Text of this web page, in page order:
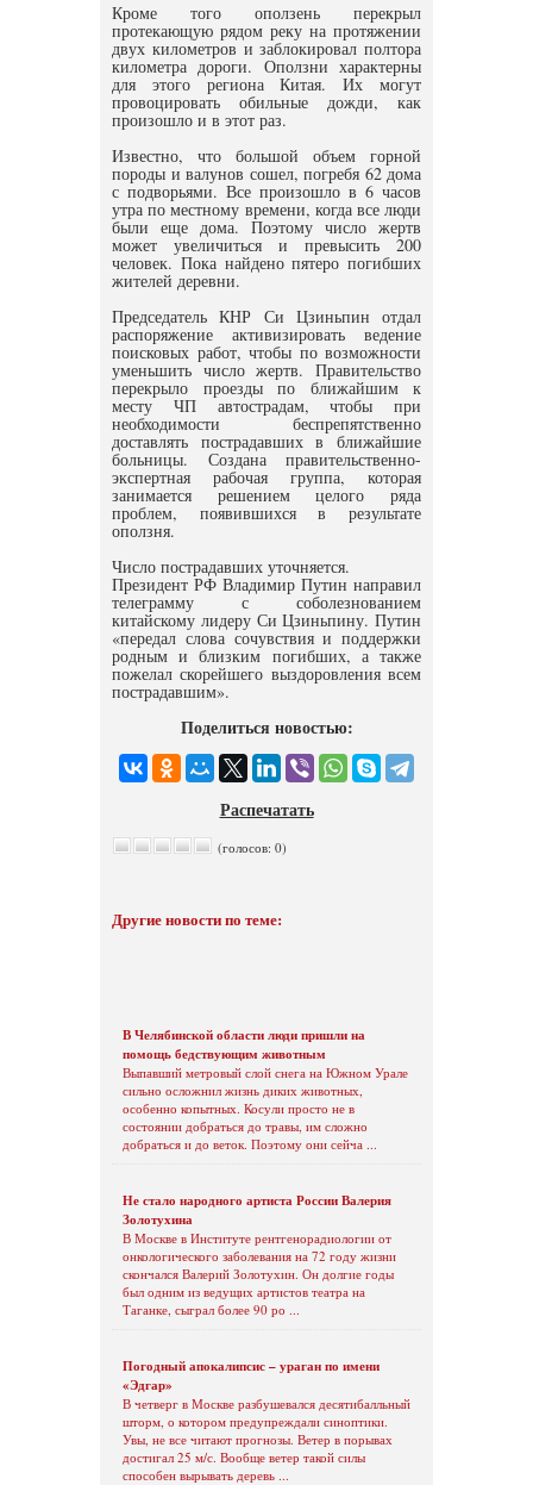
Кроме того оползень перекрыл
протекающую рядом реку на протяжении
двух километров и заблокировал полтора
километра дороги. Оползни характерны
для этого региона Китая. Их могут
провоцировать обильные дожди, как
произошло и в этот раз.
Известно, что большой объем горной
породы и валунов сошел, погребя 62 дома
с подворьями. Все произошло в 6 часов
утра по местному времени, когда все люди
были еще дома. Поэтому число жертв
может увеличиться и превысить 200
человек. Пока найдено пятеро погибших
жителей деревни.
Председатель КНР Си Цзиньпин отдал
распоряжение активизировать ведение
поисковых работ, чтобы по возможности
уменьшить число жертв. Правительство
перекрыло проезды по ближайшим к
месту ЧП автострадам, чтобы при
необходимости беспрепятственно
доставлять пострадавших в ближайшие
больницы. Создана правительственно-
экспертная рабочая группа, которая
занимается решением целого ряда
проблем, появившихся в результате
оползня.
Число пострадавших уточняется.
Президент РФ Владимир Путин направил
телеграмму с соболезнованием
китайскому лидеру Си Цзиньпину. Путин
«передал слова сочувствия и поддержки
родным и близким погибших, а также
пожелал скорейшего выздоровления всем
пострадавшим».
Поделиться новостью:
Распечатать
(голосов: 0)
Другие новости по теме:
В Челябинской области люди пришли на
помощь бедствующим животным
Выпавший метровый слой снега на Южном Урале
сильно осложнил жизнь диких животных,
особенно копытных. Косули просто не в
состоянии добраться до травы, им сложно
добраться и до веток. Поэтому они сейча ...
Не стало народного артиста России Валерия
Золотухина
В Москве в Институте рентгенорадиологии от
онкологического заболевания на 72 году жизни
скончался Валерий Золотухин. Он долгие годы
был одним из ведущих артистов театра на
Таганке, сыграл более 90 ро ...
Погодный апокалипсис – ураган по имени
«Эдгар»
В четверг в Москве разбушевался десятибалльный
шторм, о котором предупреждали синоптики.
Увы, не все читают прогнозы. Ветер в порывах
достигал 25 м/с. Вообще ветер такой силы
способен вырывать деревь ...